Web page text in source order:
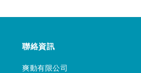
聯絡資訊
爽動有限公司